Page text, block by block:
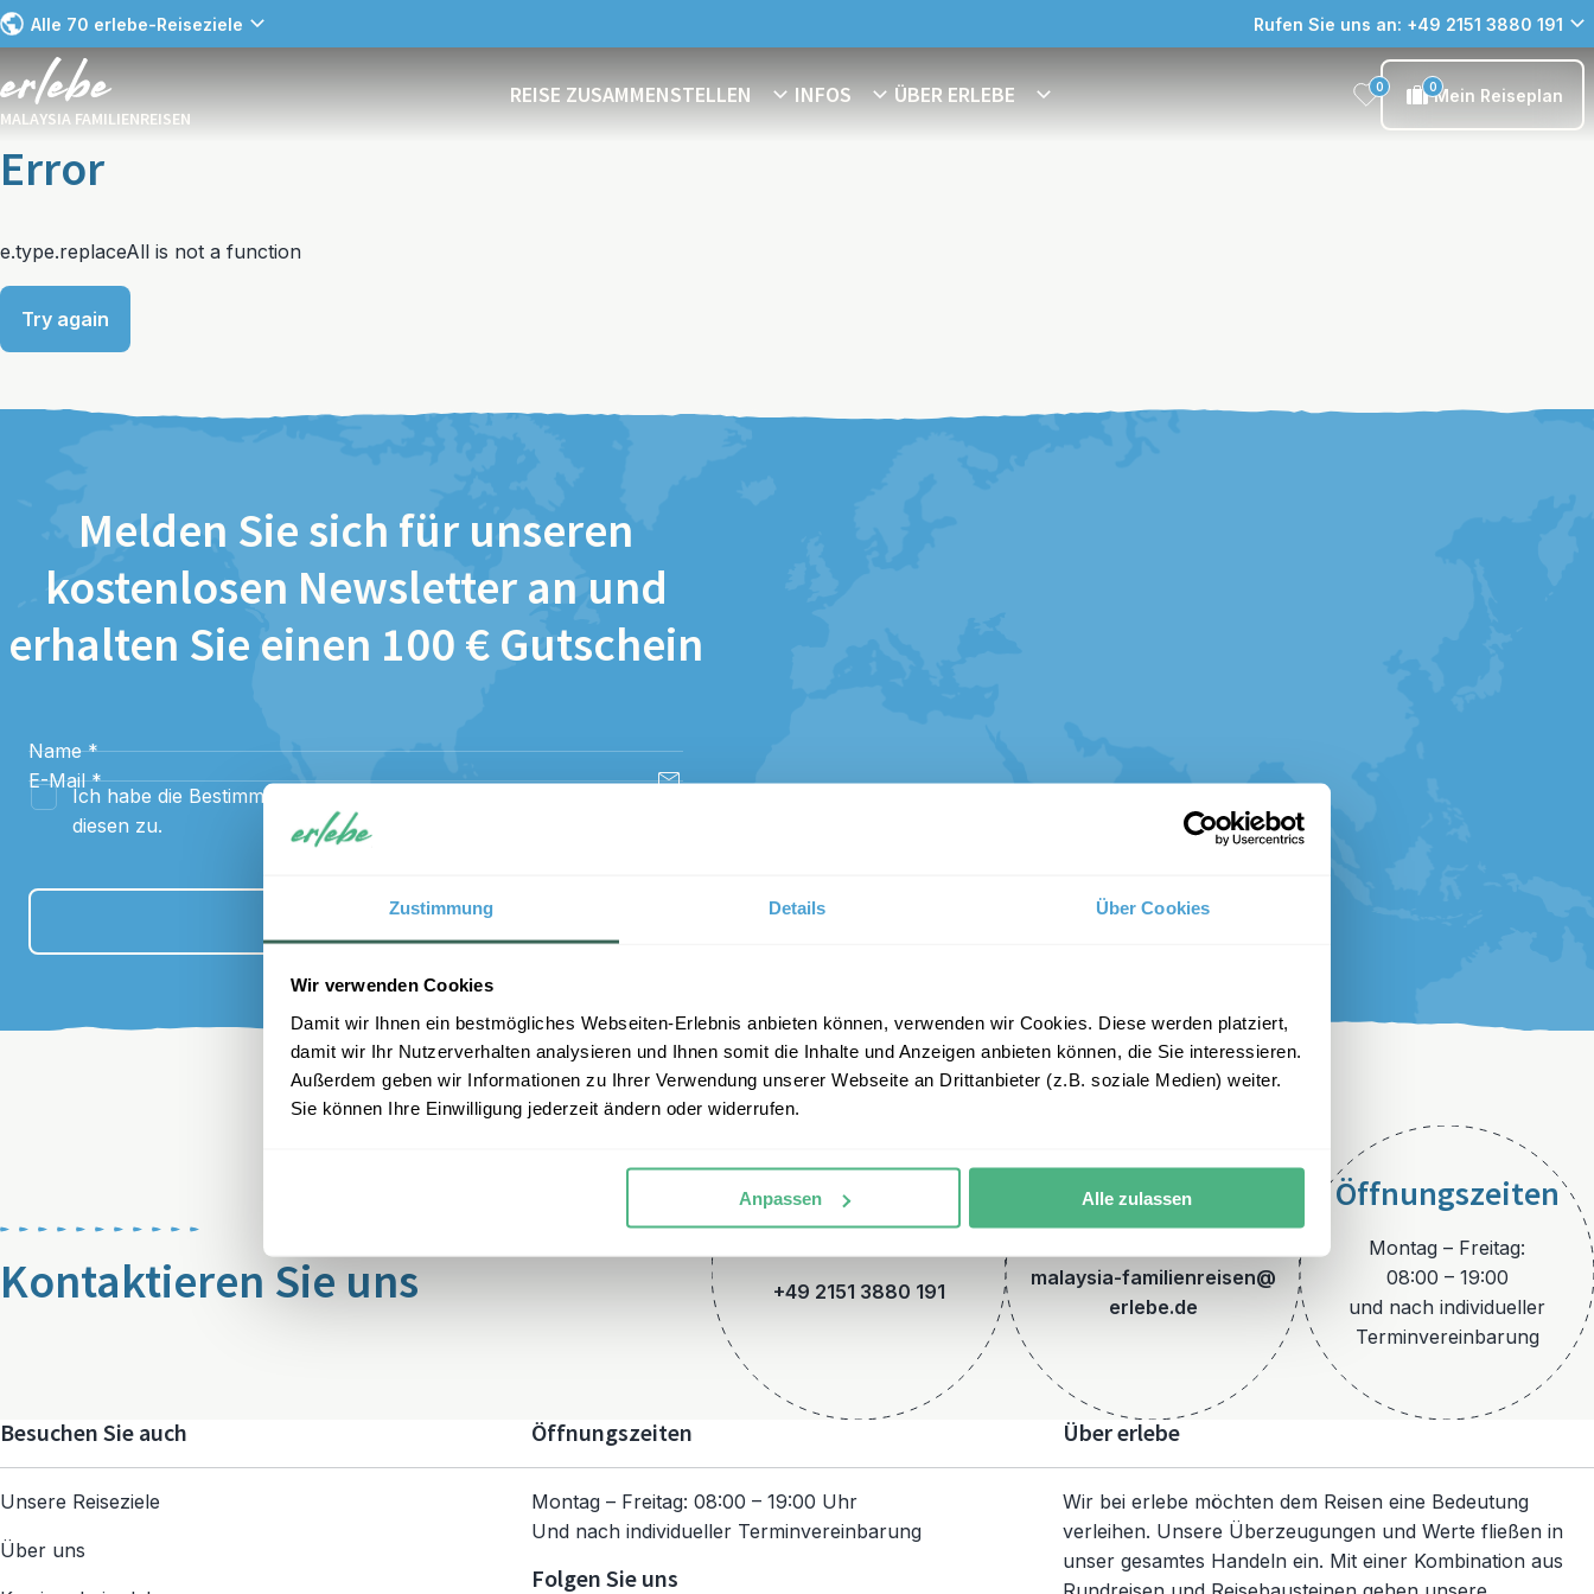
Zustimmung Details Über Cookies
Wir verwenden Cookies
Damit wir Ihnen ein bestmögliches Webseiten-Erlebnis anbieten können, verwenden wir Cookies. Diese werden platziert,
damit wir Ihr Nutzerverhalten analysieren und Ihnen somit die Inhalte und Anzeigen anbieten können, die Sie interessieren.
Außerdem geben wir Informationen zu Ihrer Verwendung unserer Webseite an Drittanbieter (z.B. soziale Medien) weiter.
Sie können Ihre Einwilligung jederzeit ändern oder widerrufen.
Anpassen Alle zulassen
Alle 70 erlebe-Reiseziele Rufen Sie uns an: +49 2151 3880 191
MALAYSIA FAMILIENREISEN
REISE ZUSAMMENSTELLEN INFOS ÜBER ERLEBE 0 0Mein Reiseplan
Error
e.type.replaceAll is not a function
Try again
Melden Sie sich für unseren
kostenlosen Newsletter an und
erhalten Sie einen 100 € Gutschein
Name *
E-Mail *
Ich habe die Bestimmungen zum
diesen zu.
Anmelden
Kontaktieren Sie uns
Telefon
+49 2151 3880 191
E-Mail
malaysia-familienreisen@
erlebe.de
Öffnungszeiten
Montag – Freitag:
08:00 – 19:00
und nach individueller
Terminvereinbarung
Besuchen Sie auch
Unsere Reiseziele
Über uns
Öffnungszeiten
Montag – Freitag: 08:00 – 19:00 Uhr
Und nach individueller Terminvereinbarung
Folgen Sie uns
Über erlebe
Wir bei erlebe möchten dem Reisen eine Bedeutung
verleihen. Unsere Überzeugungen und Werte fließen in
unser gesamtes Handeln ein. Mit einer Kombination aus